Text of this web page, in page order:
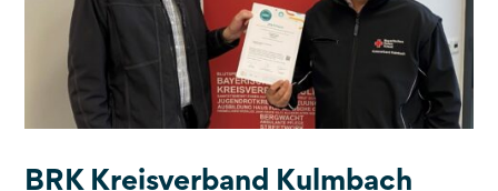
BRK Kreisverband Kulmbach